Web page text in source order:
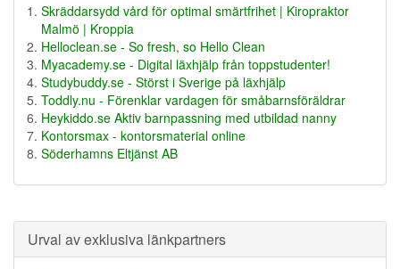
Skräddarsydd vård för optimal smärtfrihet | Kiropraktor
Malmö | Kroppia
Helloclean.se - So fresh, so Hello Clean
Myacademy.se - Digital läxhjälp från toppstudenter!
Studybuddy.se - Störst i Sverige på läxhjälp
Toddly.nu - Förenklar vardagen för småbarnsföräldrar
Heykiddo.se Aktiv barnpassning med utbildad nanny
Kontorsmax - kontorsmaterial online
Söderhamns Eltjänst AB
Urval av exklusiva länkpartners